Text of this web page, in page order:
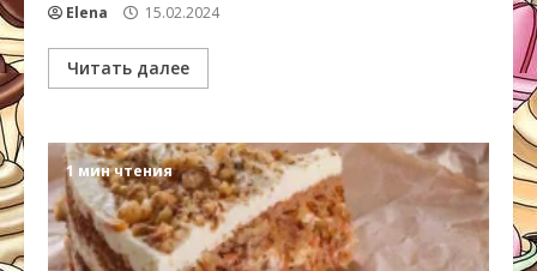
Elena 15.02.2024
Читать далее
1 мин чтения